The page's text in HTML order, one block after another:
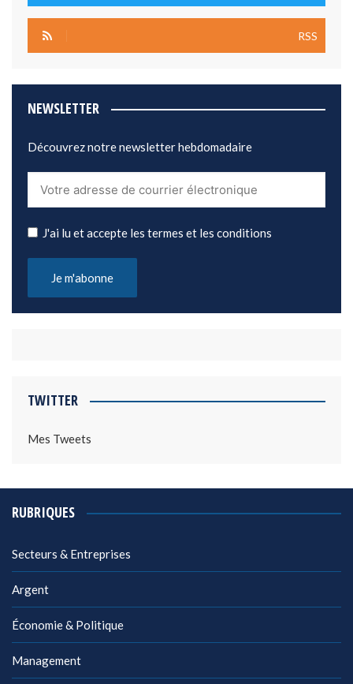
RSS
NEWSLETTER
Découvrez notre newsletter hebdomadaire
J'ai lu et accepte les termes et les conditions
TWITTER
Mes Tweets
RUBRIQUES
Secteurs & Entreprises
Argent
Économie & Politique
Management